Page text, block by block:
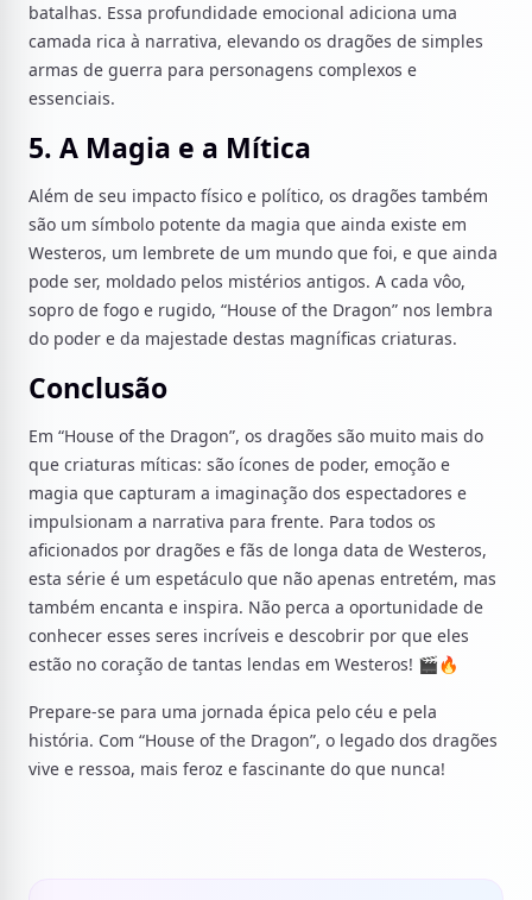
batalhas. Essa profundidade emocional adiciona uma
camada rica à narrativa, elevando os dragões de simples
armas de guerra para personagens complexos e
essenciais.
5. A Magia e a Mítica
Além de seu impacto físico e político, os dragões também
são um símbolo potente da magia que ainda existe em
Westeros, um lembrete de um mundo que foi, e que ainda
pode ser, moldado pelos mistérios antigos. A cada vôo,
sopro de fogo e rugido, “House of the Dragon” nos lembra
do poder e da majestade destas magníficas criaturas.
Conclusão
Em “House of the Dragon”, os dragões são muito mais do
que criaturas míticas: são ícones de poder, emoção e
magia que capturam a imaginação dos espectadores e
impulsionam a narrativa para frente. Para todos os
aficionados por dragões e fãs de longa data de Westeros,
esta série é um espetáculo que não apenas entretém, mas
também encanta e inspira. Não perca a oportunidade de
conhecer esses seres incríveis e descobrir por que eles
estão no coração de tantas lendas em Westeros! 🎬🔥
Prepare-se para uma jornada épica pelo céu e pela
história. Com “House of the Dragon”, o legado dos dragões
vive e ressoa, mais feroz e fascinante do que nunca!